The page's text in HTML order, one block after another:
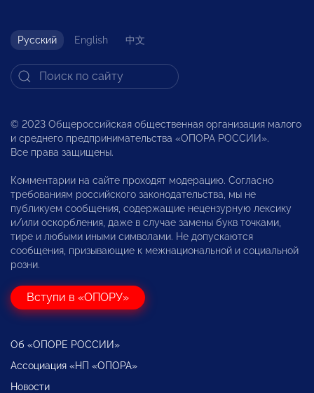
Русский English 中文
© 2023 Общероссийская общественная организация малого
и среднего предпринимательства «ОПОРА РОССИИ».
Все права защищены.
Комментарии на сайте проходят модерацию. Согласно
требованиям российского законодательства, мы не
публикуем сообщения, содержащие нецензурную лексику
и/или оскорбления, даже в случае замены букв точками,
тире и любыми иными символами. Не допускаются
сообщения, призывающие к межнациональной и социальной
розни.
Вступи в «ОПОРУ»
Об «ОПОРЕ РОССИИ»
Ассоциация «НП «ОПОРА»
Новости